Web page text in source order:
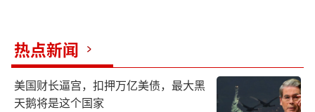
热点新闻
美国财长逼宫，扣押万亿美债，最大黑
天鹅将是这个国家